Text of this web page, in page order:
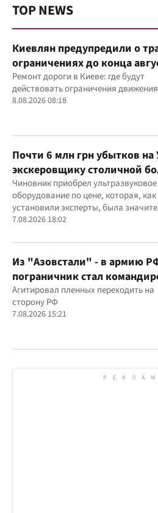
TOP NEWS
Киевлян предупредили о
ограничениях до конца
Ремонт дороги в Киеве: где будут
действовать ограничения движения
8.08.2026 08:18
Почти 6 млн грн убытков на
экскеровщику столичной
подозрение
Чиновник приобрел ультразвуковое
оборудование по цене, которая, как
установили эксперты, была
выше рыночной
7.08.2026 18:02
Из "Азовстали" - в армию
пограничник стал
расчета оккупантов
Агитировал пленных переходить на
сторону РФ
7.08.2026 15:21